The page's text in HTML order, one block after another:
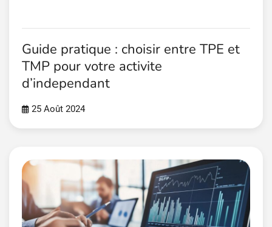
Guide pratique : choisir entre TPE et
TMP pour votre activite
d’independant
25 Août 2024